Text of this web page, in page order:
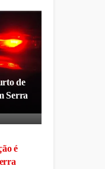
de
Serra
é